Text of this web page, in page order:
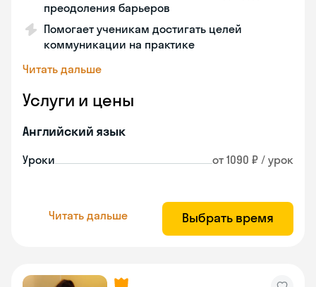
преодоления барьеров
Помогает ученикам достигать целей
коммуникации на практике
Читать дальше
Услуги и цены
Английский язык
Уроки от 1090 ₽ / урок
Читать дальше Выбрать время